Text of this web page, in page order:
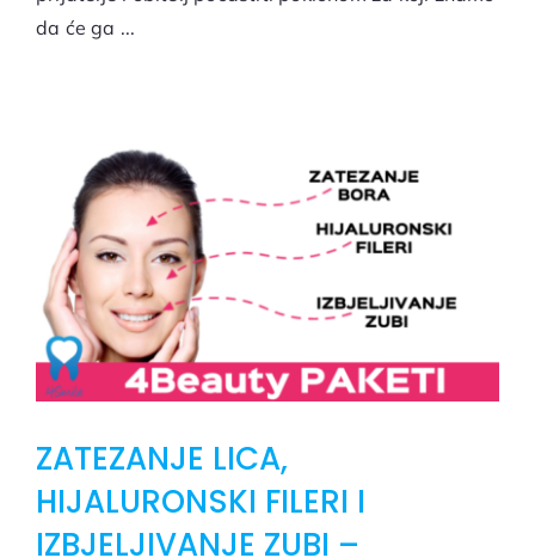
da će ga ...
ZATEZANJE LICA,
HIJALURONSKI FILERI I
IZBJELJIVANJE ZUBI –